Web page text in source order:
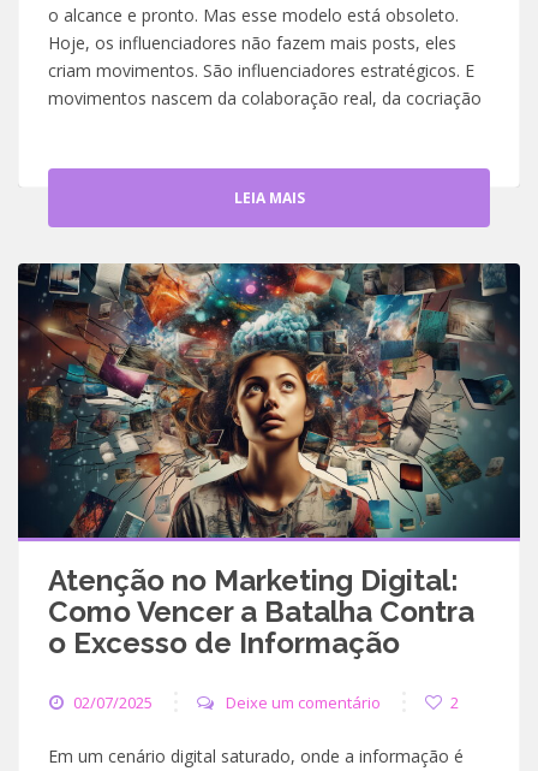
o alcance e pronto. Mas esse modelo está obsoleto.
Hoje, os influenciadores não fazem mais posts, eles
criam movimentos. São influenciadores estratégicos. E
movimentos nascem da colaboração real, da cocriação
LEIA MAIS
Atenção no Marketing Digital:
Como Vencer a Batalha Contra
o Excesso de Informação
02/07/2025 Deixe um comentário 2
Em um cenário digital saturado, onde a informação é